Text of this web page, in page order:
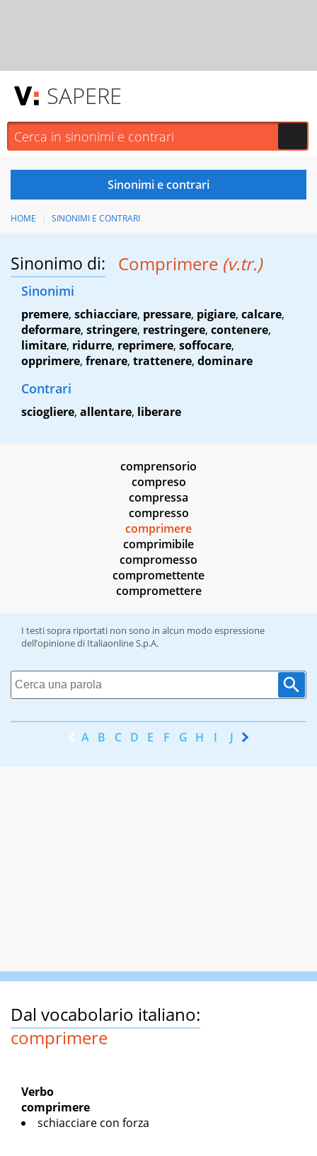
SAPERE
HOME SINONIMI E CONTRARI
Sinonimo di: Comprimere (v.tr.)
Sinonimi
premere, schiacciare, pressare, pigiare, calcare,
deformare, stringere, restringere, contenere,
limitare, ridurre, reprimere, soffocare,
opprimere, frenare, trattenere, dominare
Contrari
sciogliere, allentare, liberare
comprensorio
compreso
compressa
compresso
comprimere
comprimibile
compromesso
compromettente
compromettere
I testi sopra riportati non sono in alcun modo espressione
dell’opinione di Italiaonline S.p.A.
A B C D E F G H I J K
Dal vocabolario italiano:
comprimere
Verbo
comprimere
schiacciare con forza